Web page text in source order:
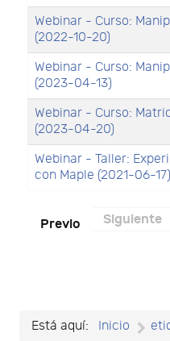
Webinar - Curso:
(2022-10-20)
Webinar - Curso:
(2023-04-13)
Webinar - Curso:
(2023-04-20)
Webinar - Taller:
con Maple (2021-06-17)
Previo Siguiente
Está aquí: Inicio